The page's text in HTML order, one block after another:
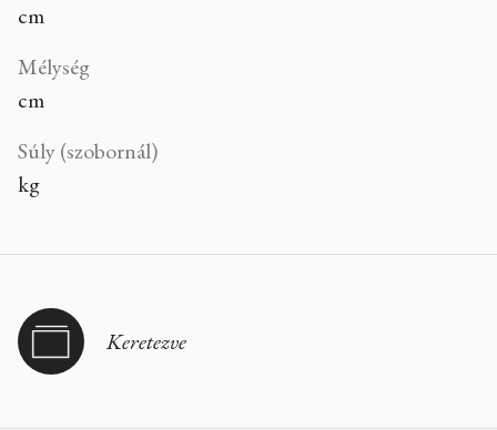
cm
Mélység
cm
Súly (szobornál)
kg
Keretezve